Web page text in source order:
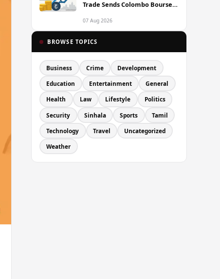
Trade Sends Colombo Bourse
07 Aug 2026
BROWSE TOPICS
Business Crime Development
Education Entertainment General
Health Law Lifestyle Politics
Security Sinhala Sports Tamil
Technology Travel Uncategorized
Weather